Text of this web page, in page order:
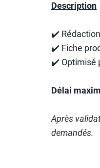
Description
✔️ Rédaction
✔️ Fiche
✔️ Optimisé
Délai
Après
demandés.